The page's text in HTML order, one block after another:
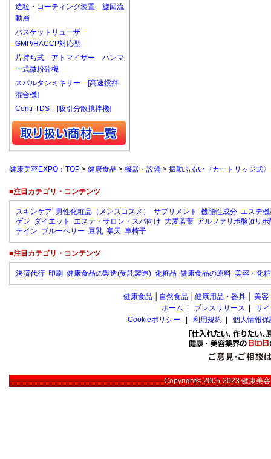
造粒・コーティング装置 旋回流
動層
バスケットリューザ
GMP/HACCP対応型
片持ち式 アトマイザー ハンマ
ー式微粉砕機
スパルタンミキサー [高速撹拌
混合機]
Conti-TDS [吸引分散撹拌機]
健康美容EXPO：TOP > 健康食品 > 機器・設備 > 振動ふるい〈カートリッジ式〉
■注目カテゴリ・コンテンツ
スキンケア 男性化粧品（メンズコスメ） サプリメント 機能性成分 エステ
ゲン ダイエット エステ・サロン・スパ向け 大麦若葉 アルファリポ酸(αリポ
テイン ブルーベリー 豆乳 寒天 車椅子
■注目カテゴリ・コンテンツ
決済代行 印刷 健康食品の製造(受託製造) 化粧品 健康食品の原料 美容・化
健康食品 自然食品 健康用品・器具 美容
ホーム
プレスリリース
サ
Cookieポリシー
利用規約 個人情報
Copyright© 2005-2023健康美